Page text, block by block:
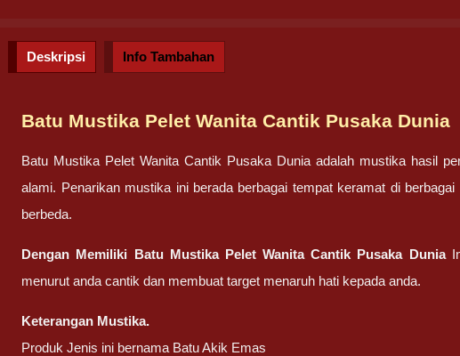
Deskripsi Info Tambahan
Batu Mustika Pelet Wanita Cantik Pusaka Dunia
Batu Mustika Pelet Wanita Cantik Pusaka Dunia adalah mustika hasil
alami. Penarikan mustika ini berada berbagai tempat keramat di
berbeda.
Dengan Memiliki Batu Mustika Pelet Wanita Cantik Pusaka Dunia
menurut anda cantik dan membuat target menaruh hati kepada anda.
Keterangan Mustika.
Produk Jenis ini bernama Batu Akik Emas